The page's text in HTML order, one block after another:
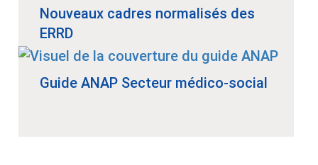
Nouveaux cadres normalisés des
ERRD
Guide ANAP Secteur médico-social